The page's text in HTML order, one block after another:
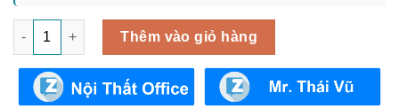
Ghế Giám Đốc Chân Xoay Ốp Gỗ GGD-037 số lượng
Thêm vào giỏ hàng